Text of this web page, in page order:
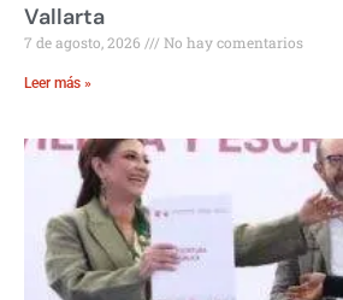
Vallarta
7 de agosto, 2026 No hay comentarios
Leer más »